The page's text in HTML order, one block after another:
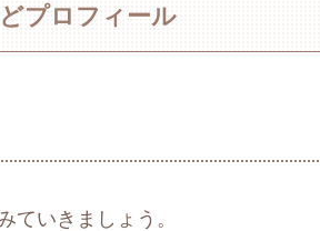
プロフィール
ていきましょう。